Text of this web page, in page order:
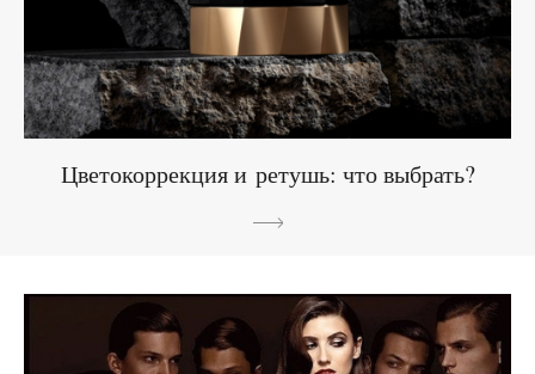
Цветокоррекция и ретушь: что выбрать?